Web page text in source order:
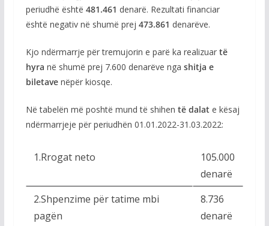
periudhë është 481.461 denarë. Rezultati financiar
është negativ në shumë prej 473.861 denarëve.
Kjo ndërmarrje për tremujorin e parë ka realizuar të
hyra në shumë prej 7.600 denarëve nga shitja e
biletavenëpër kiosqe.
Në tabelën më poshtë mund të shihen të dalat e kësaj
ndërmarrjeje për periudhën 01.01.2022-31.03.2022:
1.Rrogat neto
105.000
denarë
2.Shpenzime për tatime mbi
pagën
8.736
denarë